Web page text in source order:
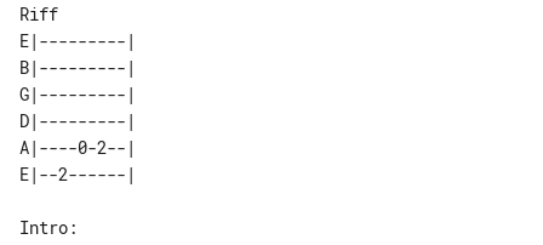
Riff
E|---------|
B|---------|
G|---------|
D|---------|
A|----0-2--|
Intro: